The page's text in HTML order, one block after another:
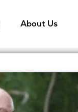
About Us